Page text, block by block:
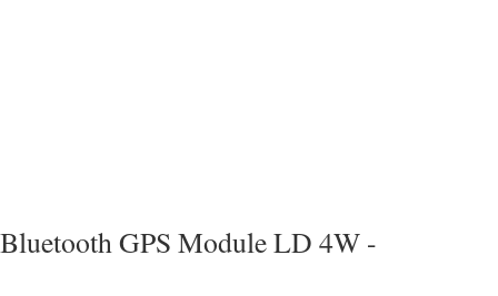
Bluetooth GPS Module LD 4W -